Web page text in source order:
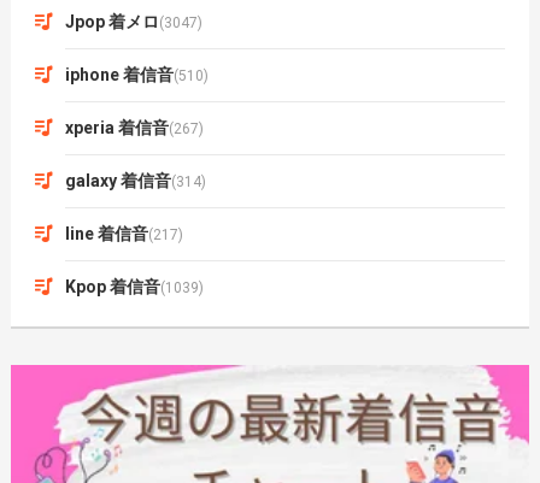
Jpop 着メロ (3047)
iphone 着信音(510)
xperia 着信音(267)
galaxy 着信音(314)
line 着信音(217)
Kpop 着信音(1039)